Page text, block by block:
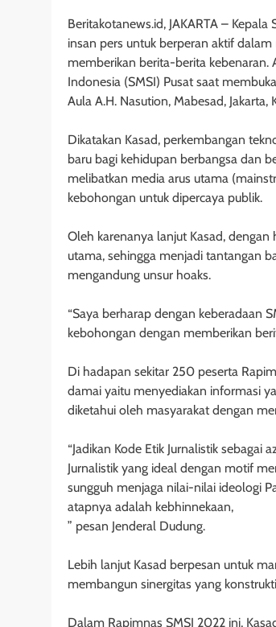
Beritakotanews.id, JAKARTA –
insan pers untuk berperan aktif
memberikan berita-berita kebenaran.
Indonesia (SMSI) Pusat saat
Aula A.H. Nasution, Mabesad, Jakarta,
Dikatakan Kasad, perkembangan
baru bagi kehidupan berbangsa dan
melibatkan media arus utama
kebohongan untuk dipercaya publik.
Oleh karenanya lanjut Kasad,
utama, sehingga menjadi tantangan
mengandung unsur hoaks.
“Saya berharap dengan keberadaan
kebohongan dengan memberikan
Di hadapan sekitar 250 peserta
damai yaitu menyediakan informasi
diketahui oleh masyarakat dengan
“Jadikan Kode Etik Jurnalistik
Jurnalistik yang ideal dengan motif
sungguh menjaga nilai-nilai ideologi
atapnya adalah kebhinnekaan,
” pesan Jenderal Dudung.
Lebih lanjut Kasad berpesan untuk
membangun sinergitas yang
Dalam Rapimnas SMSI 2022 ini,